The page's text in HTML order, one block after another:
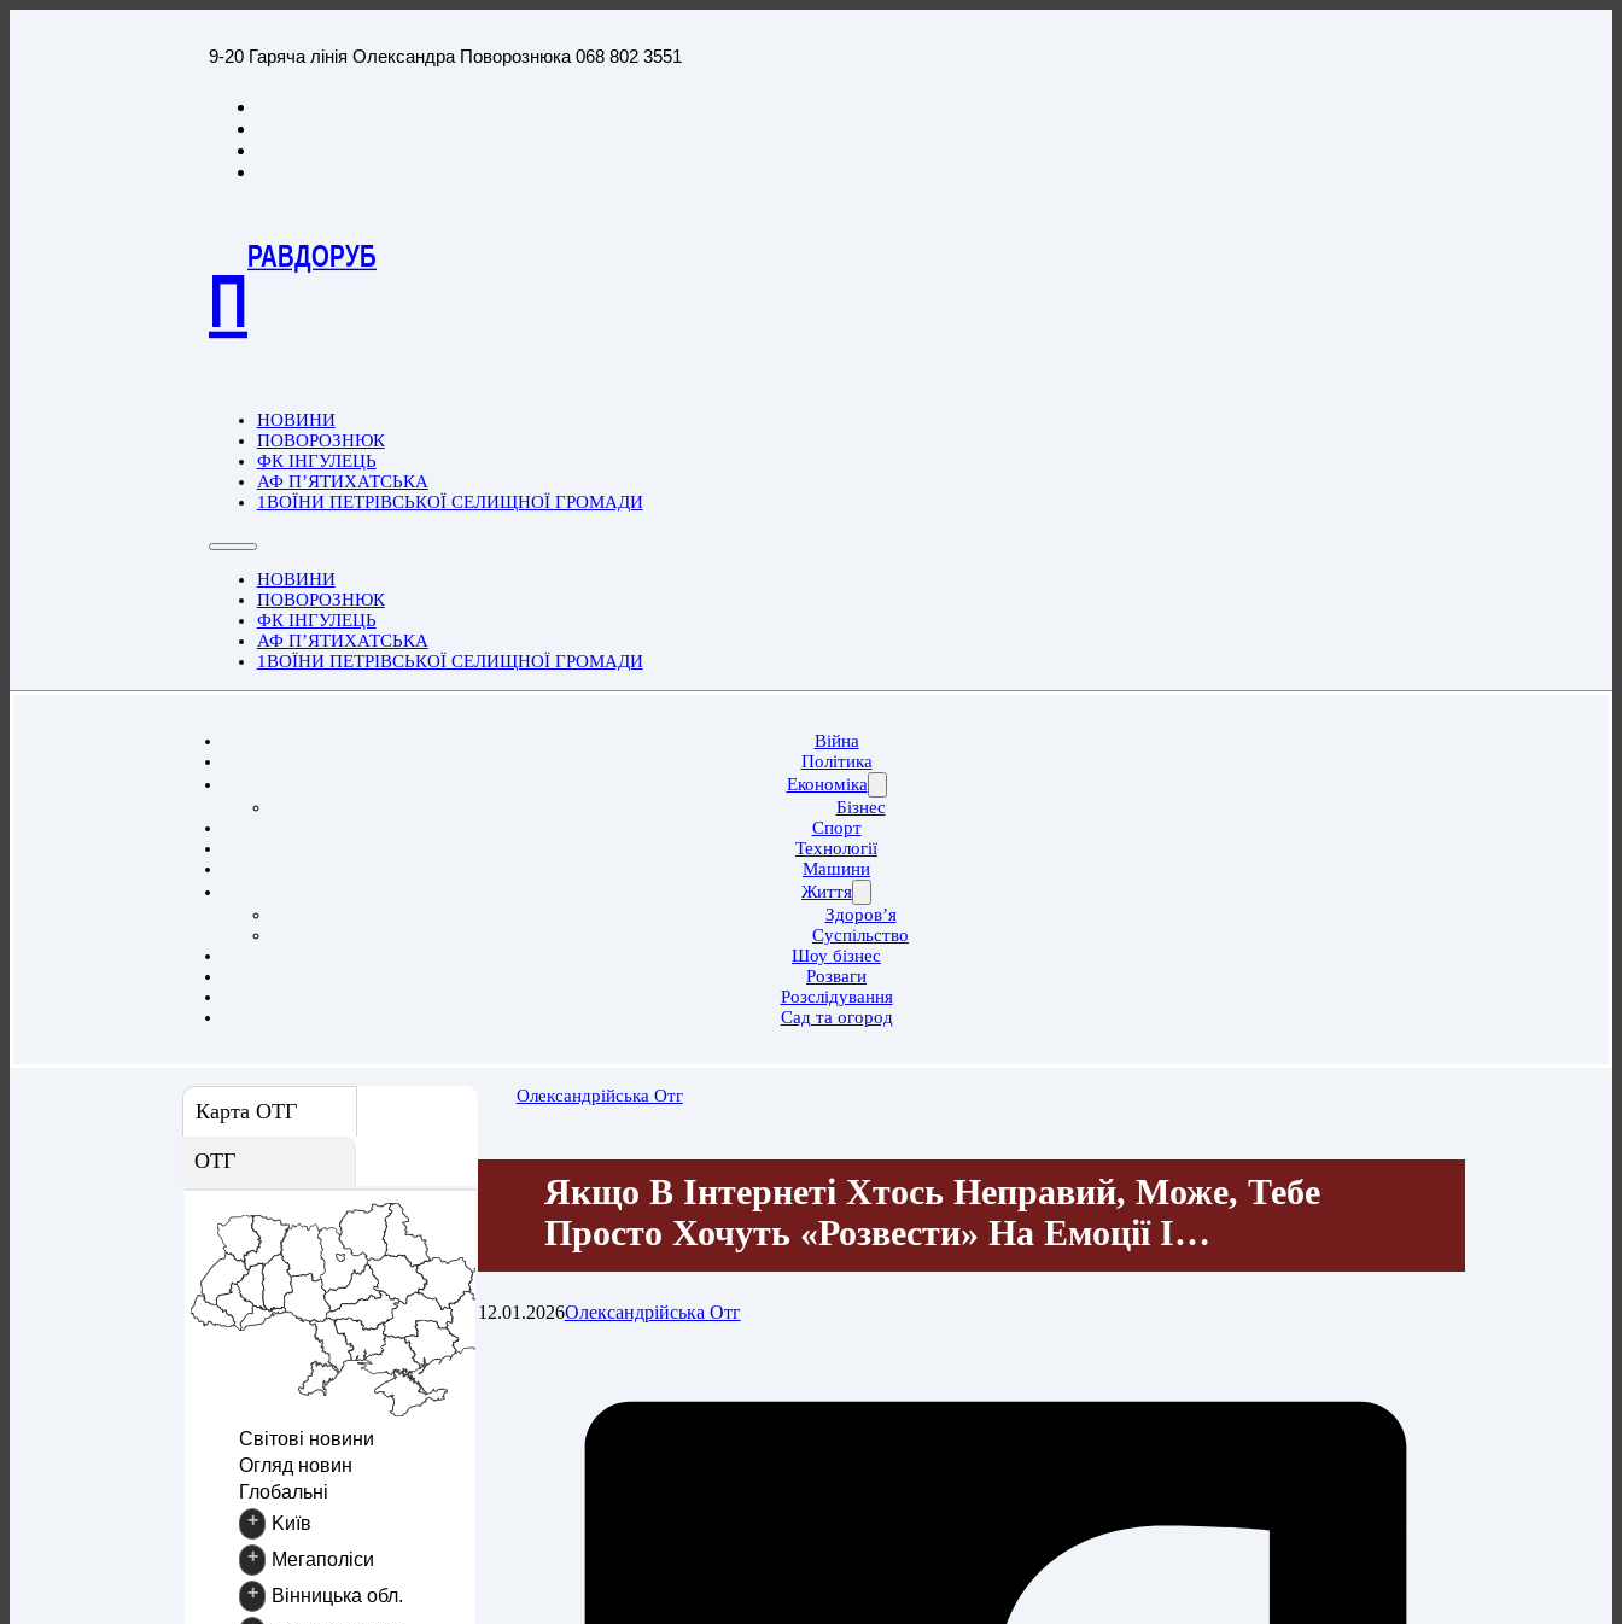
9-20 Гаряча лінія Олександра Поворознюка 068 802 3551
П
РАВДОРУБ
НОВИНИ
ПОВОРОЗНЮК
ФК ІНГУЛЕЦЬ
АФ П’ЯТИХАТСЬКА
1ВОЇНИ ПЕТРІВСЬКОЇ СЕЛИЩНОЇ ГРОМАДИ
НОВИНИ
ПОВОРОЗНЮК
ФК ІНГУЛЕЦЬ
АФ П’ЯТИХАТСЬКА
1ВОЇНИ ПЕТРІВСЬКОЇ СЕЛИЩНОЇ ГРОМАДИ
Війна
Політика
Економіка
Бізнес
Спорт
Технології
Машини
Життя
Здоров’я
Суспільство
Шоу бізнес
Розваги
Розслідування
Сад та огород
Карта ОТГ
ОТГ
Світові новини
Огляд новин
Глобальні
+
Kиїв
+
Mегаполіси
+
Вінницька обл.
Олександрійська Отг
Якщо В Інтернеті Хтось Неправий, Може, Тебе
Просто Хочуть «розвести» На Емоції І…
12.01.2026Олександрійська Отг